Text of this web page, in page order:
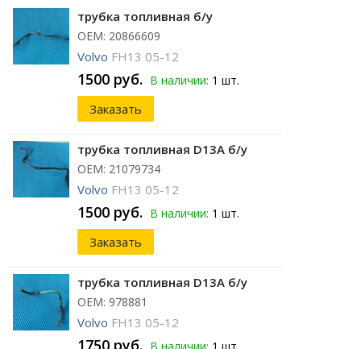
трубка топливная б/у
ОЕМ: 20866609
Volvo FH13 05-12
1500 руб. В наличии: 1 шт.
Заказать
трубка топливная D13A б/у
ОЕМ: 21079734
Volvo FH13 05-12
1500 руб. В наличии: 1 шт.
Заказать
трубка топливная D13A б/у
ОЕМ: 978881
Volvo FH13 05-12